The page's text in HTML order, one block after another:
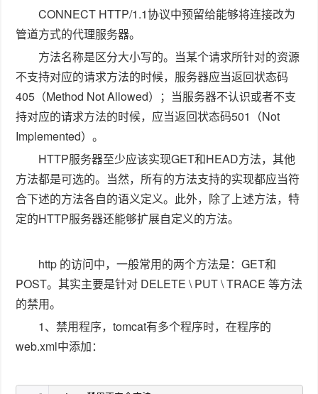
CONNECT HTTP/1.1协议中预留给能够将连接改为
管道方式的代理服务器。
方法名称是区分大小写的。当某个请求所针对的资源
不支持对应的请求方法的时候，服务器应当返回状态码
405（Method Not Allowed）；当服务器不认识或者不支
持对应的请求方法的时候，应当返回状态码501（Not
Implemented）。
HTTP服务器至少应该实现GET和HEAD方法，其他
方法都是可选的。当然，所有的方法支持的实现都应当符
合下述的方法各自的语义定义。此外，除了上述方法，特
定的HTTP服务器还能够扩展自定义的方法。
http 的访问中，一般常用的两个方法是：GET和
POST。其实主要是针对 DELETE \ PUT \ TRACE 等方法
的禁用。
1、禁用程序，tomcat有多个程序时，在程序的
web.xml中添加：